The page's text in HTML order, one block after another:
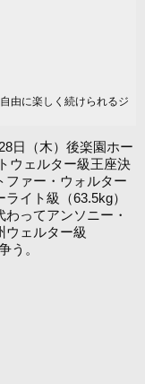
由に楽しく続けられるジ
日（木）後楽園ホー
ウェルター級王座決
ファー・ウォルター
イト級（63.5kg）
ってアンソニー・
ウェルター級
う。